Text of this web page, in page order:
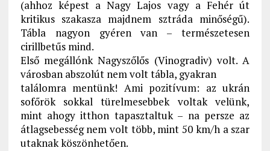
(ahhoz képest a Nagy Lajos vagy a Fehér út
kritikus szakasza majdnem sztráda minőségű).
Tábla nagyon gyéren van – természetesen
cirillbetűs mind.
Első megállónk Nagyszőlős (Vinogradiv) volt. A
városban abszolút nem volt tábla, gyakran
találomra mentünk! Ami pozitívum: az ukrán
sofőrök sokkal türelmesebbek voltak velünk,
mint ahogy itthon tapasztaltuk – na persze az
átlagsebesség nem volt több, mint 50 km/h a szar
utaknak köszönhetően.